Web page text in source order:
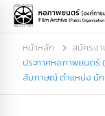
หน้าหลัก
สมัครงา
ประกาศหอภาพยนตร์
สัมภาษณ์ ตำแหน่ง นั